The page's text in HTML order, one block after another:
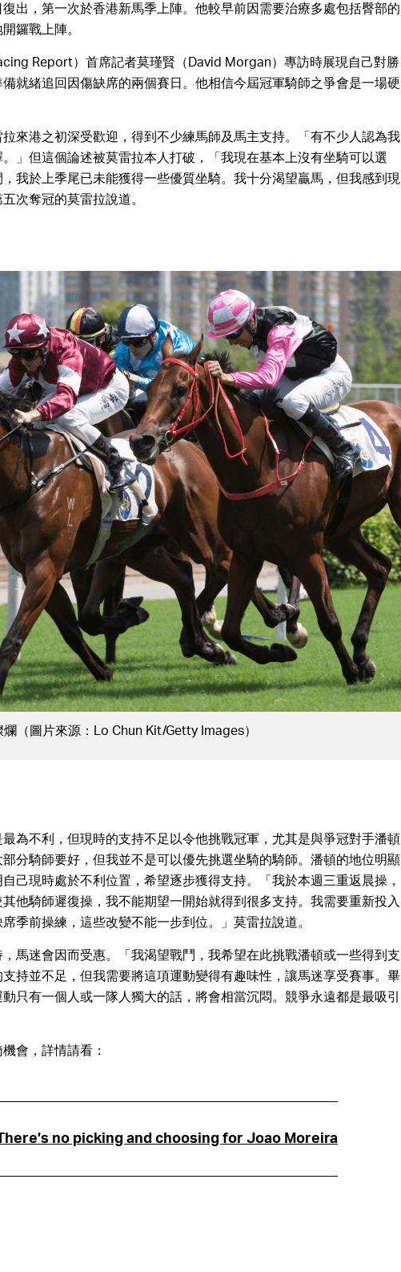
出，第一次於香港新馬季上陣。他較早前因需要治療多處包括臀部的
鑼戰上陣。
Report）首席記者莫瑾賢（David Morgan）專訪時展現自己對勝
就緒追回因傷缺席的兩個賽日。他相信今屆冠軍騎師之爭會是一場硬
來港之初深受歡迎，得到不少練馬師及馬主支持。「有不少人認為我
」但這個論述被莫雷拉本人打破，「我現在基本上沒有坐騎可以選
我於上季尾已未能獲得一些優質坐騎。我十分渴望贏馬，但我感到現
次奪冠的莫雷拉說道。
（圖片來源：Lo Chun Kit/Getty Images）
為不利，但現時的支持不足以令他挑戰冠軍，尤其是與爭冠對手潘頓
分騎師要好，但我並不是可以優先挑選坐騎的騎師。潘頓的地位明顯
己現時處於不利位置，希望逐步獲得支持。「我於本週三重返晨操，
他騎師遲復操，我不能期望一開始就得到很多支持。我需要重新投入
季前操練，這些改變不能一步到位。」莫雷拉說道。
馬迷會因而受惠。「我渴望戰鬥，我希望在此挑戰潘頓或一些得到支
持並不足，但我需要將這項運動變得有趣味性，讓馬迷享受賽事。畢
只有一個人或一隊人獨大的話，將會相當沉悶。競爭永遠都是最吸引
會，詳情請看：
no picking and choosing for Joao Moreira